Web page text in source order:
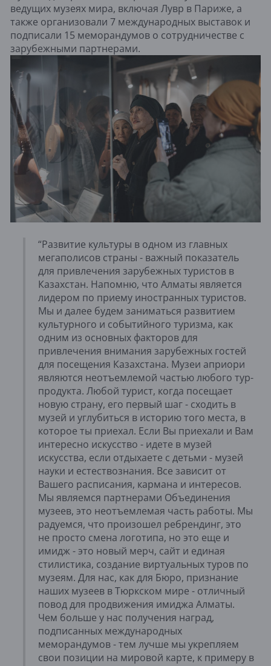
ведущих музеях мира, включая Лувр в Париже, а
также организовали 7 международных выставок и
подписали 15 меморандумов о сотрудничестве с
зарубежными партнерами.
“Развитие культуры в одном из главных
мегаполисов страны - важный показатель
для привлечения зарубежных туристов в
Казахстан. Напомню, что Алматы является
лидером по приему иностранных туристов.
Мы и далее будем заниматься развитием
культурного и событийного туризма, как
одним из основных факторов для
привлечения внимания зарубежных гостей
для посещения Казахстана. Музеи априори
являются неотъемлемой частью любого тур-
продукта. Любой турист, когда посещает
новую страну, его первый шаг - сходить в
музей и углубиться в историю того места, в
которое ты приехал. Если Вы приехали и Вам
интересно искусство - идете в музей
искусства, если отдыхаете с детьми - музей
науки и естествознания. Все зависит от
Вашего расписания, кармана и интересов.
Мы являемся партнерами Объединения
музеев, это неотъемлемая часть работы. Мы
радуемся, что произошел ребрендинг, это
не просто смена логотипа, но это еще и
имидж - это новый мерч, сайт и единая
стилистика, создание виртуальных туров по
музеям. Для нас, как для Бюро, признание
наших музеев в Тюркском мире - отличный
повод для продвижения имиджа Алматы.
Чем больше у нас получения наград,
подписанных международных
меморандумов - тем лучше мы укрепляем
свои позиции на мировой карте, к примеру в